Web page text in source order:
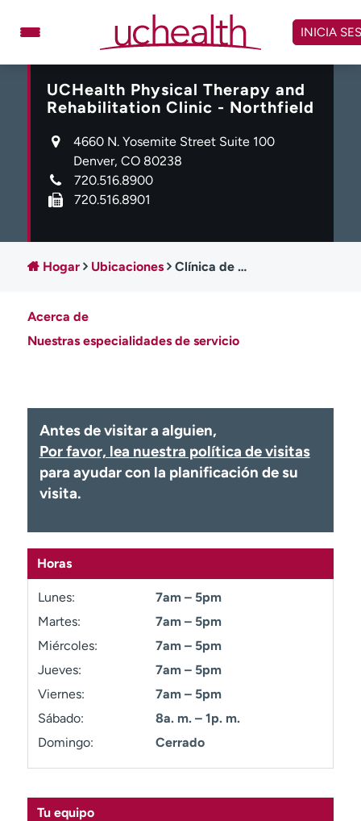
contenido
Médicos
Especialidades
Ubicaciones
Programar cita
Atención de urgencia
Dar
Carreras
Acerca de UCHealth
Clases y eventos
Atención a medios de
comunicación
Asistencia financiera
Contáctenos Noticias e historias
INICIA
UCHealth Physical Therapy and
Rehabilitation Clinic - Northfield
4660 N. Yosemite Street Suite 100
Denver, CO 80238
720.516.8900
720.516.8901
Hogar Ubicaciones Clínica de Fisioterapia y Rehabilitación UCHealth - Northfield
Acerca de
Nuestras especialidades de servicio
Antes de visitar a alguien,
Por favor, lea nuestra política de visitas
para ayudar con la planificación de su
visita.
Horas
Lunes:
7am – 5pm
Martes:
7am – 5pm
Miércoles:
7am – 5pm
Jueves:
7am – 5pm
Viernes:
7am – 5pm
Sábado:
8a. m. – 1p. m.
Domingo:
Cerrado
Tu equipo